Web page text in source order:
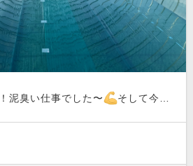
泥臭い仕事でした〜
そして今日はメロン苗